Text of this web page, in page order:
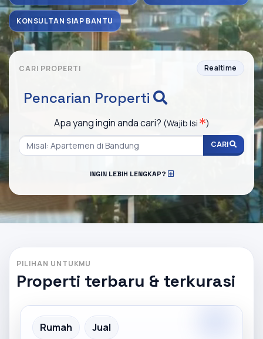
KONSULTAN SIAP BANTU
CARI PROPERTI Realtime
Pencarian Properti
Apa yang ingin anda cari? (Wajib Isi )
CARI
INGIN LEBIH LENGKAP?
PILIHAN UNTUKMU
Properti terbaru & terkurasi
Partner Ad
Rumah Jual